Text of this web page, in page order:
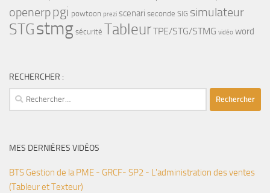
openerppgi powtoon prezi scenari seconde SIG simulateur
STGstmg sécurité TableurTPE/STG/STMG vidéo word
RECHERCHER :
Rechercher :
MES DERNIÈRES VIDÉOS
BTS Gestion de la PME - GRCF- SP2 - L'administration des ventes
(Tableur et Texteur)